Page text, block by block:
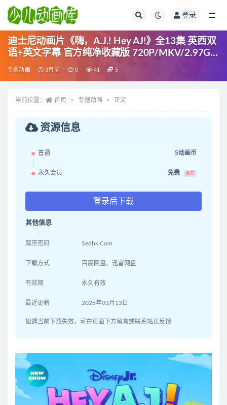
登录
迪士尼动画片《嗨，A.J.! Hey AJ!》全13集 英西双
语+英文字幕 官方纯净收藏版 720P/MKV/2.97G
动画片嗨A.J.!下载
专题动画 3月前 0 41 5
当前位置： 首页 专题动画 正文
资源信息
普通 5动画币
永久会员 免费 推荐
登录后下载
其他信息
解压密码 Sedhk.Com
下载方式 百度网盘、迅雷网盘
有效期 永久有效
最近更新 2026年03月13日
如遇当前下载失效，可在页面下方留言或联系站长反馈